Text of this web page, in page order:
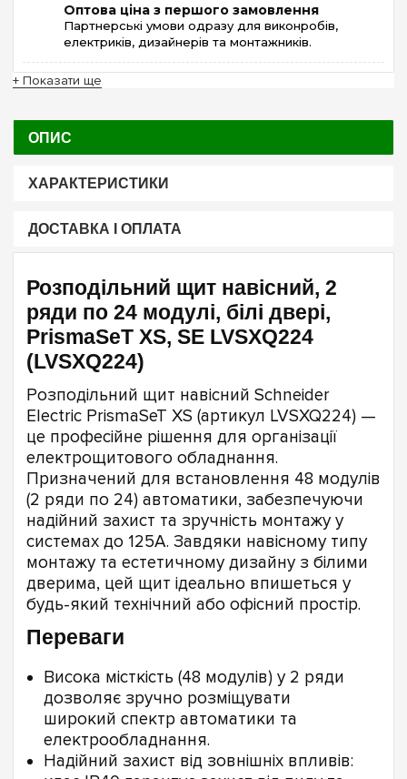
Оптова ціна з першого замовлення
Партнерські умови одразу для виконробів,
електриків, дизайнерів та монтажників.
+ Показати ще
ОПИС
ХАРАКТЕРИСТИКИ
ДОСТАВКА І ОПЛАТА
Розподільний щит навісний, 2
ряди по 24 модулі, білі двері,
PrismaSeT XS, SE LVSXQ224
(LVSXQ224)
Розподільний щит навісний Schneider
Electric PrismaSeT XS (артикул LVSXQ224) —
це професійне рішення для організації
електрощитового обладнання.
Призначений для встановлення 48 модулів
(2 ряди по 24) автоматики, забезпечуючи
надійний захист та зручність монтажу у
системах до 125А. Завдяки навісному типу
монтажу та естетичному дизайну з білими
дверима, цей щит ідеально впишеться у
будь-який технічний або офісний простір.
Переваги
Висока місткість (48 модулів) у 2 ряди
дозволяє зручно розміщувати
широкий спектр автоматики та
електрообладнання.
Надійний захист від зовнішніх впливів: